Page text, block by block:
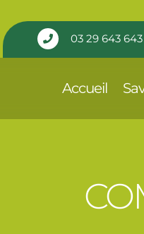
 03 29 643 643
Accueil